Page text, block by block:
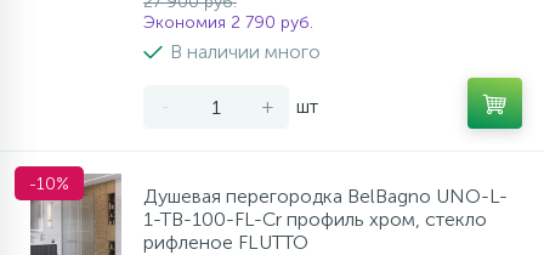
Экономия 2 790 руб.
В наличии много
- + шт
-10%
Душевая перегородка BelBagno UNO-L-
1-TB-100-FL-Cr профиль хром, стекло
рифленое FLUTTO